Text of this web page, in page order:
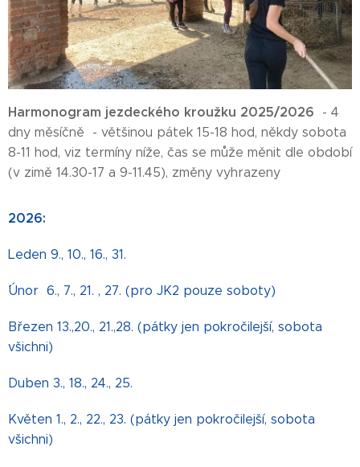
Harmonogram jezdeckého kroužku 2025/2026 - 4
dny měsíčně - většinou pátek 15-18 hod, někdy sobota
8-11 hod, viz termíny níže, čas se může měnit dle období
(v zimě 14.30-17 a 9-11.45), změny vyhrazeny
2026:
Leden 9., 10., 16., 31.
´´Únor 6., 7., 21. , 27. (pro JK2 pouze soboty)
Březen 13.,20., 21.,28. (pátky jen pokročilejší, sobota
všichni)
Duben 3., 18., 24., 25.
Květen 1., 2., 22., 23. (pátky jen pokročilejší, sobota
všichni)